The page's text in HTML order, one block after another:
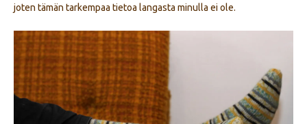
joten tämän tarkempaa tietoa langasta minulla ei ole.